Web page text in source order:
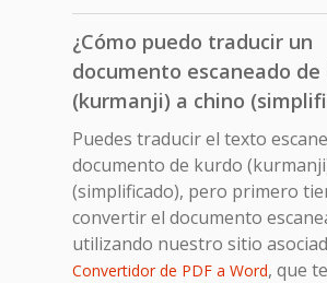
¿Cómo puedo traducir un
documento escaneado de
(kurmanji) a chino
Puedes traducir el texto
documento de kurdo
(simplificado), pero primero
convertir el documento
utilizando nuestro sitio
Convertidor de PDF a Word, que